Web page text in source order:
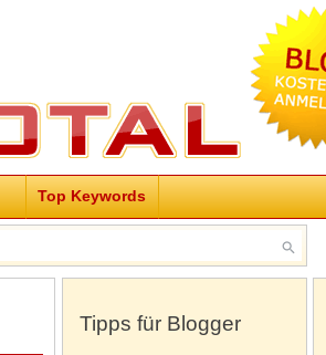
Top Keywords
Tipps für Blogger